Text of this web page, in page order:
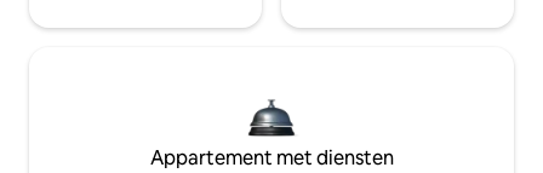
Appartement met diensten